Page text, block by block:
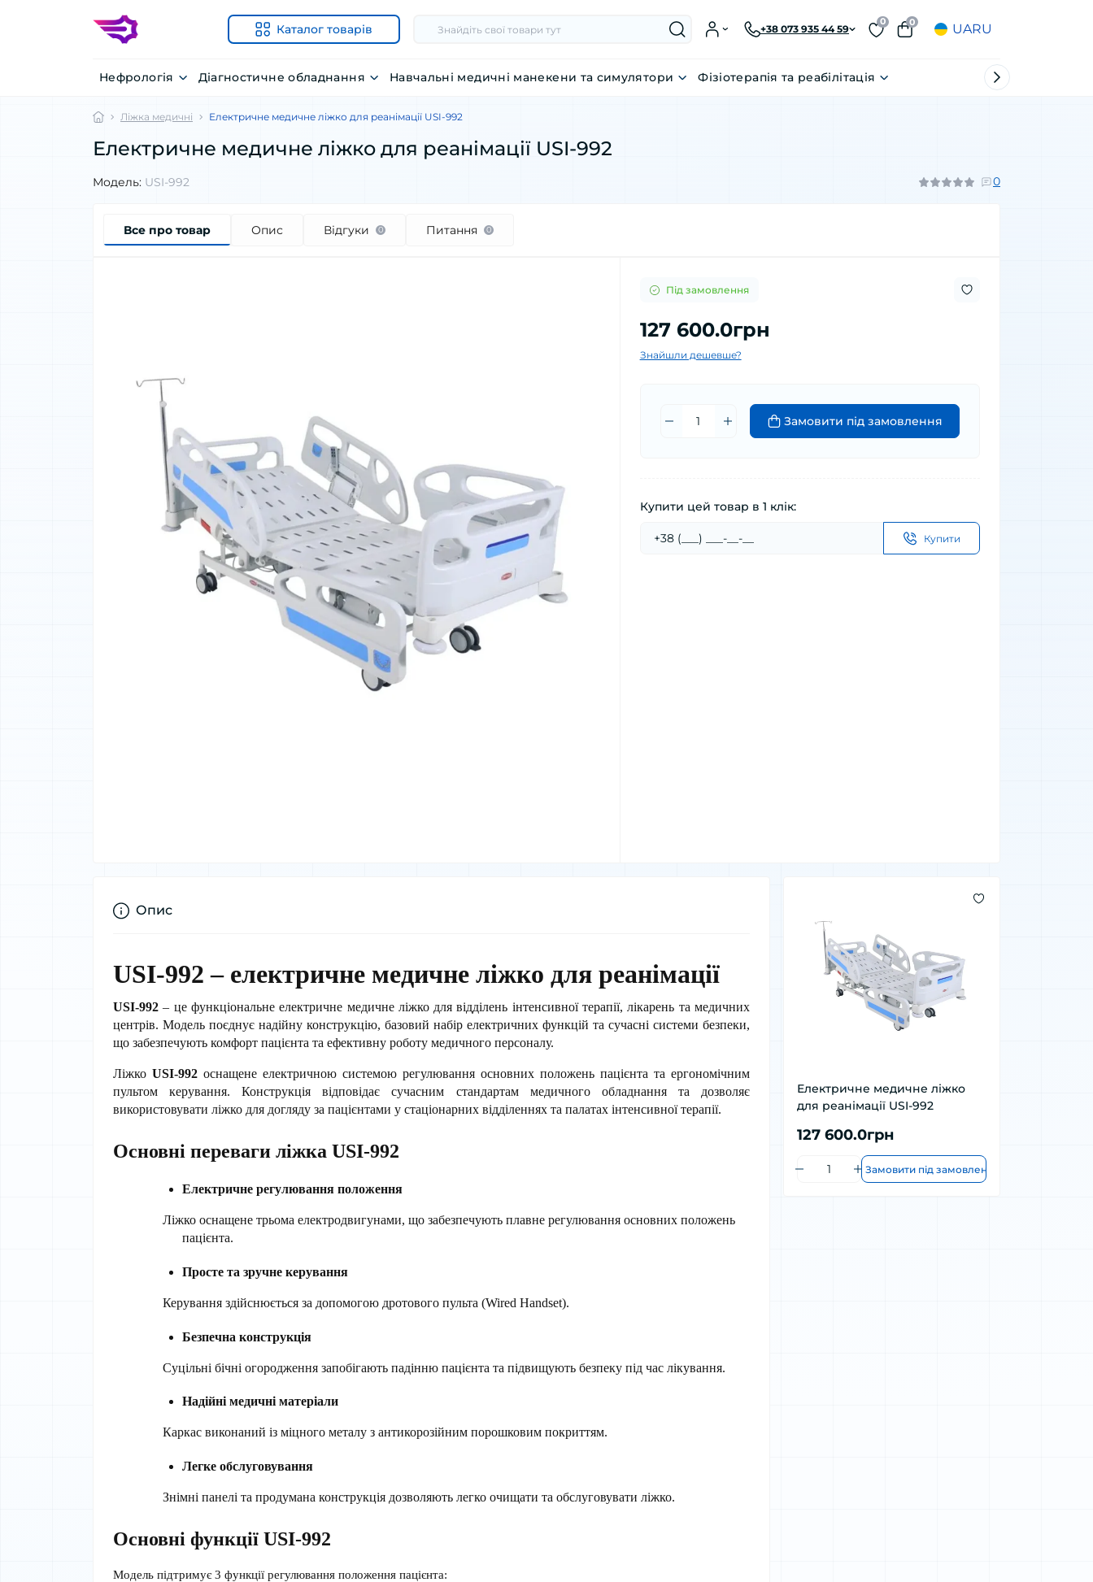
Каталог товарів +38 073 935 44 59
0 0 UARU
Нефрологія Діагностичне обладнання Навчальні медичні манекени та симулятори Фізіотерапія та реабілітація
Ліжка медичні Електричне медичне ліжко для реанімації USI-992
Електричне медичне ліжко для реанімації USI-992
Модель: USI-992 0
Все про товар Опис Відгуки 0 Питання 0
Під замовлення
127 600.0грн
Знайшли дешевше?
Замовити під замовлення
Купити цей товар в 1 клік:
Купити
Електричне медичне ліжко
для реанімації USI-992
127 600.0грн
Замовити під замовлення
Опис
USI-992 – електричне медичне ліжко для реанімації
USI-992 – це функціональне електричне медичне ліжко для відділень інтенсивної терапії, лікарень та медичних
центрів. Модель поєднує надійну конструкцію, базовий набір електричних функцій та сучасні системи безпеки,
що забезпечують комфорт пацієнта та ефективну роботу медичного персоналу.
Ліжко USI-992 оснащене електричною системою регулювання основних положень пацієнта та ергономічним
пультом керування. Конструкція відповідає сучасним стандартам медичного обладнання та дозволяє
використовувати ліжко для догляду за пацієнтами у стаціонарних відділеннях та палатах інтенсивної терапії.
Основні переваги ліжка USI-992
Електричне регулювання положення
Ліжко оснащене трьома електродвигунами, що забезпечують плавне регулювання основних положень
пацієнта.
Просте та зручне керування
Керування здійснюється за допомогою дротового пульта (Wired Handset).
Безпечна конструкція
Суцільні бічні огородження запобігають падінню пацієнта та підвищують безпеку під час лікування.
Надійні медичні матеріали
Каркас виконаний із міцного металу з антикорозійним порошковим покриттям.
Легке обслуговування
Знімні панелі та продумана конструкція дозволяють легко очищати та обслуговувати ліжко.
Основні функції USI-992
Модель підтримує 3 функції регулювання положення пацієнта: